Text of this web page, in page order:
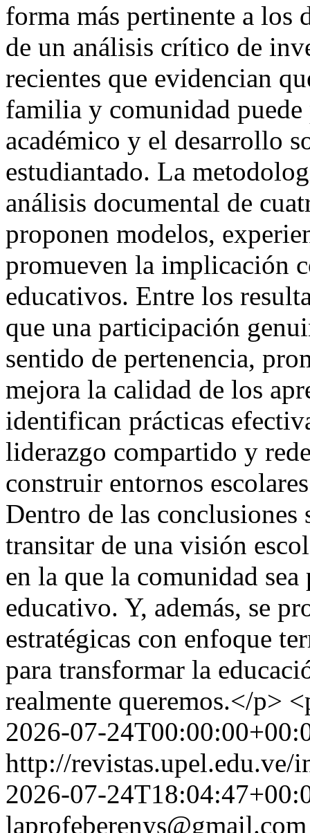
forma más pertinente a los
de un análisis crítico de
recientes que evidencian
familia y comunidad
académico y el desarrollo
estudiantado. La
análisis documental de
proponen modelos,
promueven la implicación
educativos. Entre los
que una participación
sentido de pertenencia,
mejora la calidad de los
identifican prácticas
liderazgo compartido y
construir entornos
Dentro de las conclusiones
transitar de una visión
en la que la comunidad
educativo. Y, además, se
estratégicas con enfoque
para transformar la
realmente queremos.</p>
2026-07-
http://
2026-07-
laprofeberenys@gmail.com